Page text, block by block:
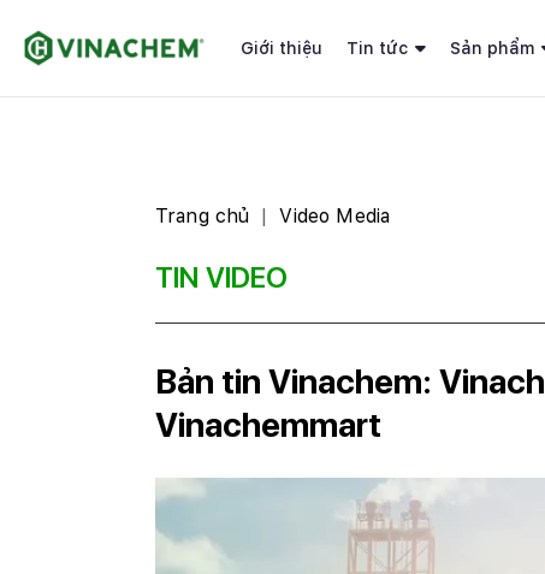
Giới thiệu Tin tức Sản phẩm
Trang chủ Video Media
TIN VIDEO
Bản tin Vinachem:
Vinachemmart